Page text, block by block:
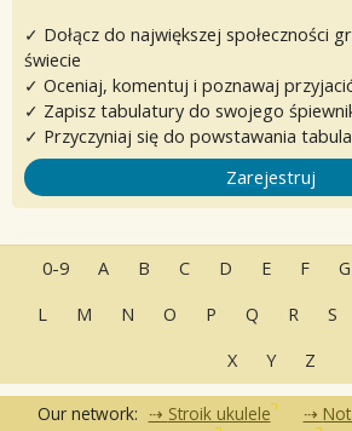
✓ Dołącz do największej społeczności
świecie
✓ Oceniaj, komentuj i poznawaj
✓ Zapisz tabulatury do swojego
✓ Przyczyniaj się do powstawania
Zarejestruj
0-9 A B C D E F G
L
M N O P Q R S
X
Y Z
Our network: Stroik ukulele